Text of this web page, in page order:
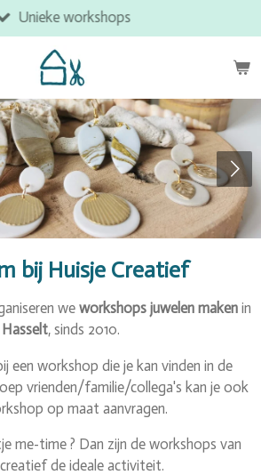
Unieke workshops
bij Huisje Creatief
we workshops juwelen maken in
Hasselt, sinds 2010.
een workshop die je kan vinden in de
vrienden/familie/collega's kan je ook
op maat aanvragen.
me-time ? Dan zijn de workshops van
de ideale activiteit.